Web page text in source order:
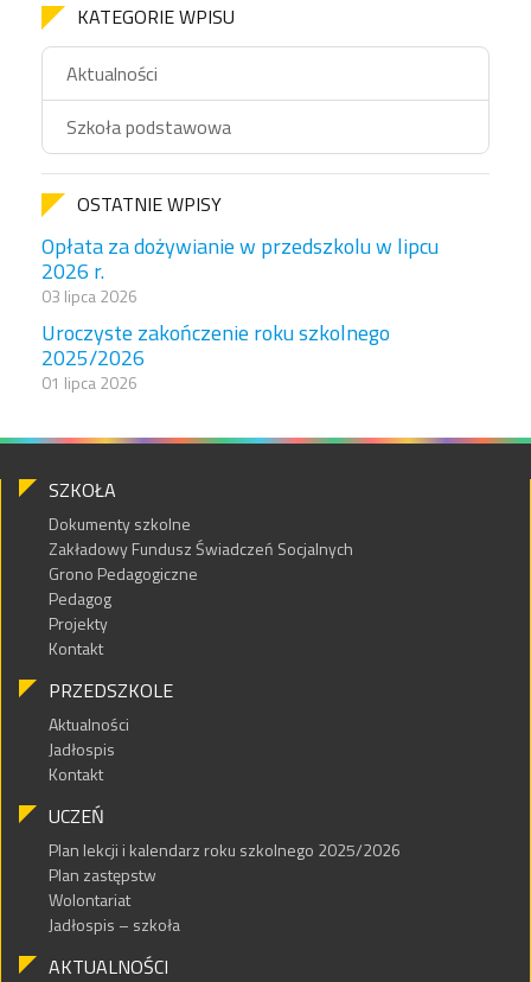
KATEGORIE WPISU
Aktualności
Szkoła podstawowa
OSTATNIE WPISY
Opłata za dożywianie w przedszkolu w lipcu
2026 r.
03 lipca 2026
Uroczyste zakończenie roku szkolnego
2025/2026
01 lipca 2026
SZKOŁA
Dokumenty szkolne
Zakładowy Fundusz Świadczeń Socjalnych
Grono Pedagogiczne
Pedagog
Projekty
Kontakt
PRZEDSZKOLE
Aktualności
Jadłospis
Kontakt
UCZEŃ
Plan lekcji i kalendarz roku szkolnego 2025/2026
Plan zastępstw
Wolontariat
Jadłospis – szkoła
AKTUALNOŚCI